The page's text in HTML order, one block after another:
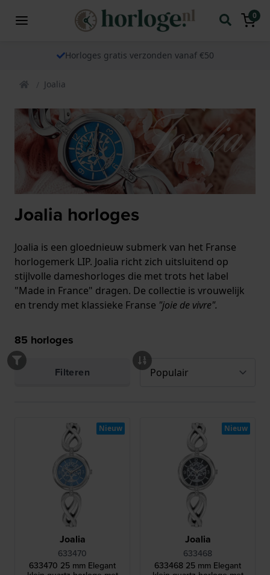
0
Horloges gratis verzonden vanaf €50
Joalia
Joalia horloges
Joalia is een gloednieuw submerk van het Franse
horlogemerk LIP. Joalia richt zich uitsluitend op
stijlvolle dameshorloges die met trots het label
"Made in France" dragen. De collectie is vrouwelijk
en trendy met klassieke Franse "joie de vivre".
85 horloges
Filteren
Joalia
633470
633470 25 mm Elegant
Nieuw
Joalia
633468
633468 25 mm Elegant
Nieuw